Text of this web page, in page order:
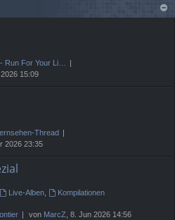
Run For Your Li…
2026 15:09
Thread
2026 23:35
Live-Alben,
Kompilationen
von MarcZ , 8. Jun 2026 14:56